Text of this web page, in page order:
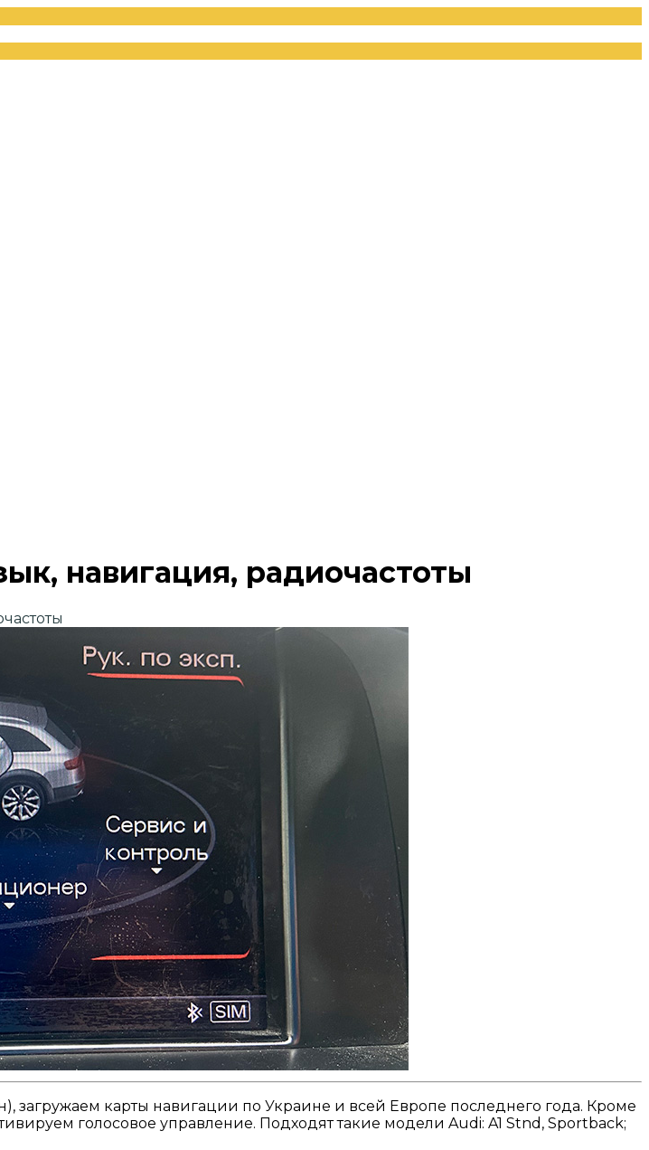
навигация, радиочастоты
карты навигации по Украине и всей Европе последнего года. Кроме
голосовое управление. Подходят такие модели Audi: A1 Stnd, Sportback;